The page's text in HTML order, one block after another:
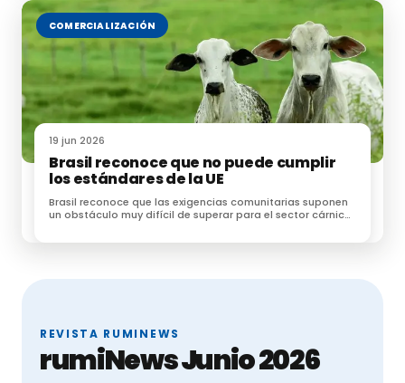
COMERCIALIZACIÓN
19 jun 2026
Brasil reconoce que no puede cumplir
los estándares de la UE
Brasil reconoce que las exigencias comunitarias suponen
un obstáculo muy difícil de superar para el sector cárnico
REVISTA RUMINEWS
rumiNews Junio 2026